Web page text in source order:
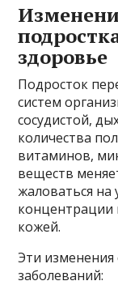
здоровье
Подросток
систем
сосудистой,
количества
витаминов,
веществ
жаловаться на
концентрации
кожей.
Эти изменения
заболеваний: